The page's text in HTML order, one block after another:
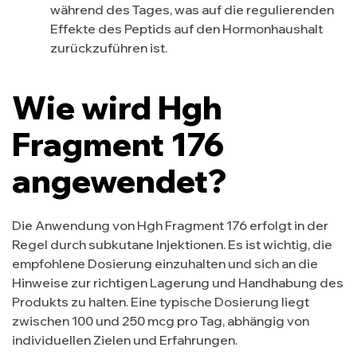
während des Tages, was auf die regulierenden
Effekte des Peptids auf den Hormonhaushalt
zurückzuführen ist.
Wie wird Hgh
Fragment 176
angewendet?
Die Anwendung von Hgh Fragment 176 erfolgt in der
Regel durch subkutane Injektionen. Es ist wichtig, die
empfohlene Dosierung einzuhalten und sich an die
Hinweise zur richtigen Lagerung und Handhabung des
Produkts zu halten. Eine typische Dosierung liegt
zwischen 100 und 250 mcg pro Tag, abhängig von
individuellen Zielen und Erfahrungen.